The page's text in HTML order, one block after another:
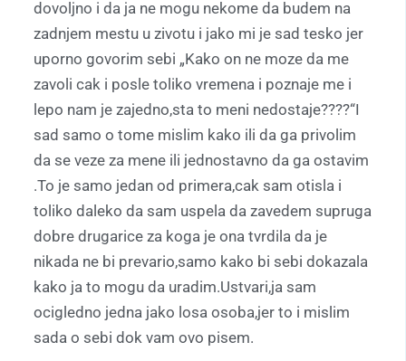
dovoljno i da ja ne mogu nekome da budem na
zadnjem mestu u zivotu i jako mi je sad tesko jer
uporno govorim sebi „Kako on ne moze da me
zavoli cak i posle toliko vremena i poznaje me i
lepo nam je zajedno,sta to meni nedostaje????“I
sad samo o tome mislim kako ili da ga privolim
da se veze za mene ili jednostavno da ga ostavim
.To je samo jedan od primera,cak sam otisla i
toliko daleko da sam uspela da zavedem supruga
dobre drugarice za koga je ona tvrdila da je
nikada ne bi prevario,samo kako bi sebi dokazala
kako ja to mogu da uradim.Ustvari,ja sam
ocigledno jedna jako losa osoba,jer to i mislim
sada o sebi dok vam ovo pisem.